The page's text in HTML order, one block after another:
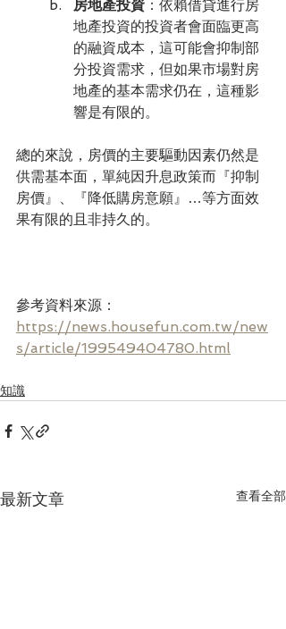
房地產投資 ：依賴借貸進行房
地產投資的投資者會面臨更高
的融資成本，這可能會抑制部
分投資需求，但如果市場對房
地產的基本需求仍在，這種影
響是有限的。
總的來說，房價的主要驅動因素仍然是
供需基本面，單純因升息政策而『抑制
房價』、『降低購房意願』…等方面效
果有限的且非持久的。
參考資料來源：
https://news.housefun.com.tw/new
s/article/199549404780.html
知識
最新文章 查看全部